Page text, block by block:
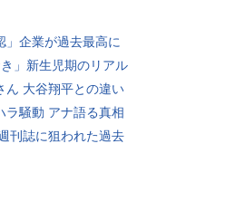
」企業が過去最高に
き」新生児期のリアル
ん 大谷翔平との違い
ラ騒動 アナ語る真相
刊誌に狙われた過去